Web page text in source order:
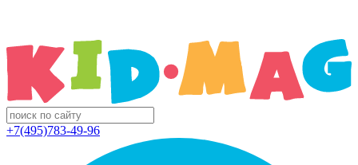
+7(495)783-49-96